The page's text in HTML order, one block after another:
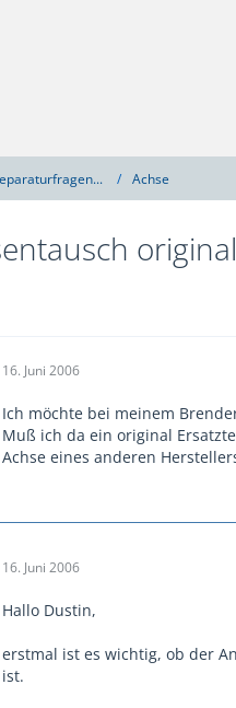
Achse
16. Juni 2006
Ich möchte bei meinem
Muß ich da ein original
Achse eines anderen
16. Juni 2006
Hallo Dustin,
erstmal ist es wichtig, ob der
ist.